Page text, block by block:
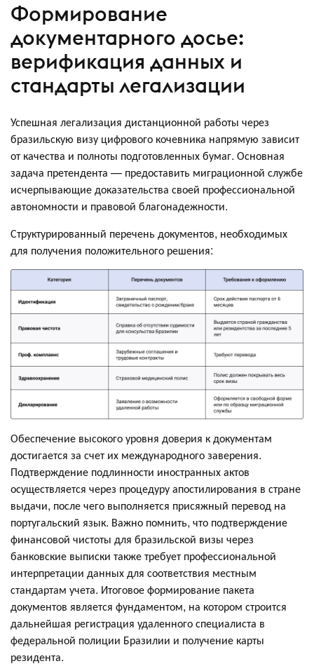
Формирование
документарного досье:
верификация данных и
стандарты легализации
Успешная легализация дистанционной работы через
бразильскую визу цифрового кочевника напрямую зависит
от качества и полноты подготовленных бумаг. Основная
задача претендента — предоставить миграционной службе
исчерпывающие доказательства своей профессиональной
автономности и правовой благонадежности.
Структурированный перечень документов, необходимых
для получения положительного решения:
Обеспечение высокого уровня доверия к документам
достигается за счет их международного заверения.
Подтверждение подлинности иностранных актов
осуществляется через процедуру апостилирования в стране
выдачи, после чего выполняется присяжный перевод на
португальский язык. Важно помнить, что подтверждение
финансовой чистоты для бразильской визы через
банковские выписки также требует профессиональной
интерпретации данных для соответствия местным
стандартам учета. Итоговое формирование пакета
документов является фундаментом, на котором строится
дальнейшая регистрация удаленного специалиста в
федеральной полиции Бразилии и получение карты
резидента.